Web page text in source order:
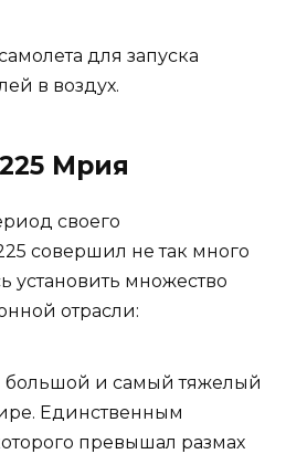
для запуска
в воздух.
Мрия
своего
совершил не так много
установить множество
отрасли:
и самый тяжелый
Единственным
превышал размах